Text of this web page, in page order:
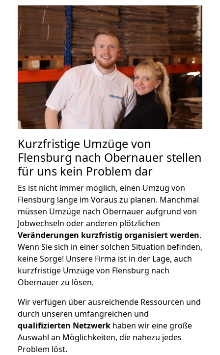
Kurzfristige Umzüge von
Flensburg nach Obernauer stellen
für uns kein Problem dar
Es ist nicht immer möglich, einen Umzug von
Flensburg lange im Voraus zu planen. Manchmal
müssen Umzüge nach Obernauer aufgrund von
Jobwechseln oder anderen plötzlichen
Veränderungen kurzfristig organisiert werden.
Wenn Sie sich in einer solchen Situation befinden,
keine Sorge! Unsere Firma ist in der Lage, auch
kurzfristige Umzüge von Flensburg nach
Obernauer zu lösen.
Wir verfügen über ausreichende Ressourcen und
durch unseren umfangreichen und
qualifizierten Netzwerk haben wir eine große
Auswahl an Möglichkeiten, die nahezu jedes
Problem löst.